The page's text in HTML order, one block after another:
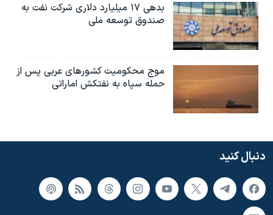
بدهی ۱۷ میلیارد دلاری شرکت نفت به
صندوق توسعه ملی
موج محکومیت کشورهای عربی پس از
حمله سپاه به نفتکش اماراتی
دنبال کنید